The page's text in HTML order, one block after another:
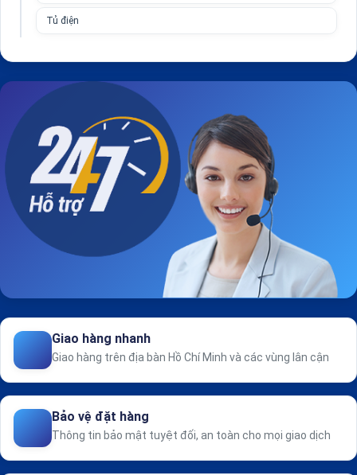
Tủ điện
Giao hàng nhanh
Giao hàng trên địa bàn Hồ Chí Minh và các vùng lân cận
Bảo vệ đặt hàng
Thông tin bảo mật tuyệt đối, an toàn cho mọi giao dịch